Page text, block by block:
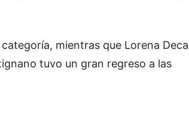
mientras que Lorena
tuvo un gran regreso a las